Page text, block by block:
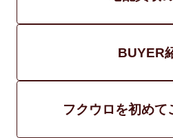
BUYER
フクウロを初めて